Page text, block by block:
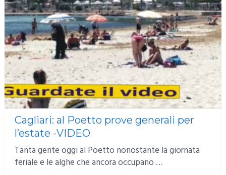
Cagliari: al Poetto prove generali per
l’estate -VIDEO
Tanta gente oggi al Poetto nonostante la giornata
feriale e le alghe che ancora occupano …